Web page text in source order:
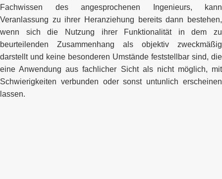
Fachwissen des angesprochenen Ingenieurs, kann
Veranlassung zu ihrer Heranziehung bereits dann bestehen,
wenn sich die Nutzung ihrer Funktionalität in dem zu
beurteilenden Zusammenhang als objektiv zweckmäßig
darstellt und keine besonderen Umstände feststellbar sind, die
eine Anwendung aus fachlicher Sicht als nicht möglich, mit
Schwierigkeiten verbunden oder sonst untunlich erscheinen
lassen.